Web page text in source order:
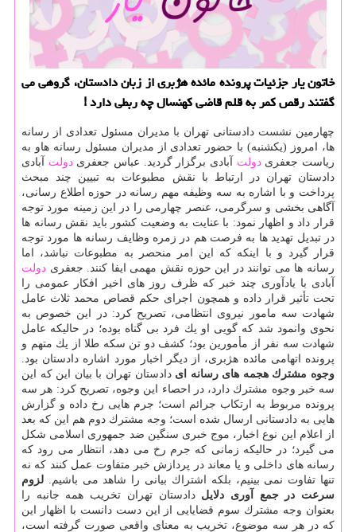
خاتون یار جزئیات پرونده مائده هژبری از زبان دادستان، گروهی می
گفتند رقص كمر به قلم قاضی كهنسال چه ربطی دارد !
چهارمین نشست دادستانی تهران با مدیران مسئول تعدادی از رسانه
ها، امروز (یكشنبه) با حضور تعدادی از مدیران مسئول رسانه هاو به
ریاست جعفریدولت آبادی برگزار گردید. عباس جعفریدولت آبادی
دادستان تهران در ارتباط با نقش مطبوعات به تبیین چند مبحث
پرداخت و با اشاره به سه وظیفه مهم رسانه در حوزه اطلاع رسانی،
آگاهی بخشی و سرگرمی، عنصر چهارمی را در این زمینه مورد توجه
قرار داد و اظهار نمود: با عنایت به وضعیت كشور باید نقش رسانه ها
در تبدیل تهدید ها به فرصت هم در زمره وظایف رسانه ها مورد توجه
قرار گیرد و با اینكه كه این امر منحصر به مطبوعات نباشد، اما
رسانه ها می توانند در این حوزه نقش مهمی ایفا كنند. جعفری دولت
آبادی با یادآوری چند خبر كه ظرف روز های اخیر افكار عمومی را
تحت تأثیر قرار داده و همچون اجرای حكم قصاص محمد ثلاث عامل
شهادت سه مامور نیروی انتظامی، تصریح كرد: در این خصوص به
نحوی وانمود شد كه گویی او یك فرد بی گناه بوده؛ در حالیكه عامل
شهادت سه نفر از مأمورین بود؛ كشف دو تن سكه طلا از یك متهم و
پرونده اتهامی مائده هژبری، از دیگر اخبار مورد اشاره دادستان بود.
وجوه مشترك هجمه های رسانه ای دادستان تهران با بیان این كه این
سه خبر وجوه مشترك دارد، در احصاء این وجوه، تصریح كرد: هر سه
پرونده مربوط به ارتكاب جرائم است؛ جرم هایی رخ داده و گزارش
هایی به دادستانی ارسال شده است؛ وجه مشترك دوم هم این كه بعد
از اعلام این نوع اخبار، موج خبری سنگین ضد جمهوری اسلامی شكل
می گیرد؛ در حالیكه زمانی كه جرم رخ می دهد، انتظار می رود كه
رسانه های داخلی و یا معاند در پردازش خبر متفاوت عمل كنند كه نه
تنها تفاوت نمی بینیم، بلكه اشتراك بیانی را شاهد می باشیم. لزوم
سرعت در جمع آوری دلایل دادستان تهران تخریب همه جانبه را
بعنوان وجه مشترك سوم قضایایی از این دست دانست با اظهار این
كه در هر سه موضوع، تخریب به معنای واقعی صورت گرفته است،